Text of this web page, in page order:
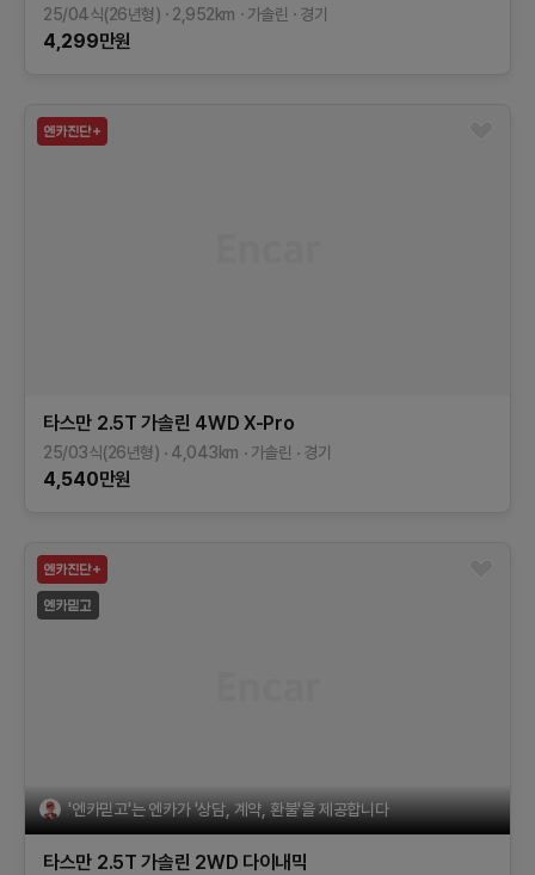
25/04식(26년형) 2,952km 가솔린 경기
4,299만원
타스만 2.5T 가솔린 4WD X-Pro
25/03식(26년형) 4,043km 가솔린 경기
4,540만원
'엔카믿고'는 엔카가 '상담, 계약, 환불'을 제공합니다
타스만 2.5T 가솔린 2WD 다이내믹